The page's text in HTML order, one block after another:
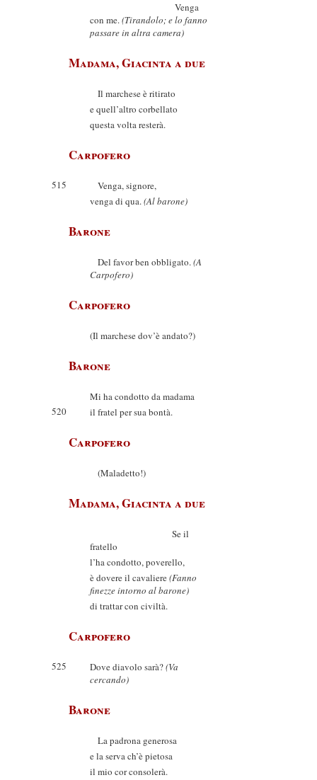
Venga
con me.(Tirandolo; e lo fanno
passare in altra camera)
Madama, Giacinta a due
Il marchese è ritirato
e quell’altro corbellato
questa volta resterà.
Carpofero
515
Venga, signore,
venga di qua.(Al barone)
Barone
Del favor ben obbligato.(A
Carpofero)
Carpofero
(Il marchese dov’è andato?)
Barone
Mi ha condotto da madama
520
il fratel per sua bontà.
Carpofero
(Maladetto!)
Madama, Giacinta a due
Se il
fratello
l’ha condotto, poverello,
è dovere il cavaliere(Fanno
finezze intorno al barone)
di trattar con civiltà.
Carpofero
525 Dove diavolo sarà?(Va
cercando)
Barone
La padrona generosa
e la serva ch’è pietosa
il mio cor consolerà.